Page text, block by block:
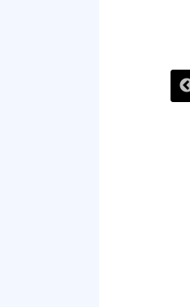
artistique et monumentale,